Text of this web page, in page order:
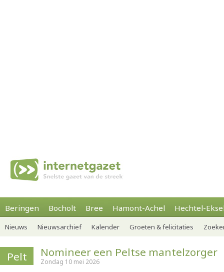
Beringen Bocholt Bree Hamont-Achel Hechtel-
Nieuws Nieuwsarchief Kalender Groeten & felicitaties
Pelt Nomineer een Peltse mantelzorger
Zondag 10 mei 2026